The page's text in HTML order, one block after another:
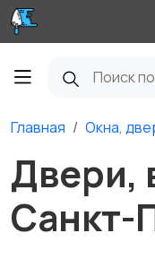
Главная Окна,
Двери,
Санкт-